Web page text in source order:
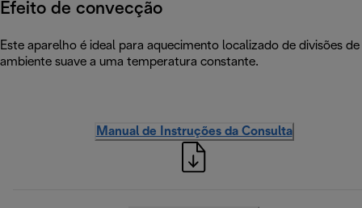
Efeito de convecção
Este aparelho é ideal para aquecimento localizado de divisões
ambiente suave a uma temperatura constante.
Manual de Instruções da Consulta